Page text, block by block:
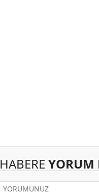
HABERE YORUM